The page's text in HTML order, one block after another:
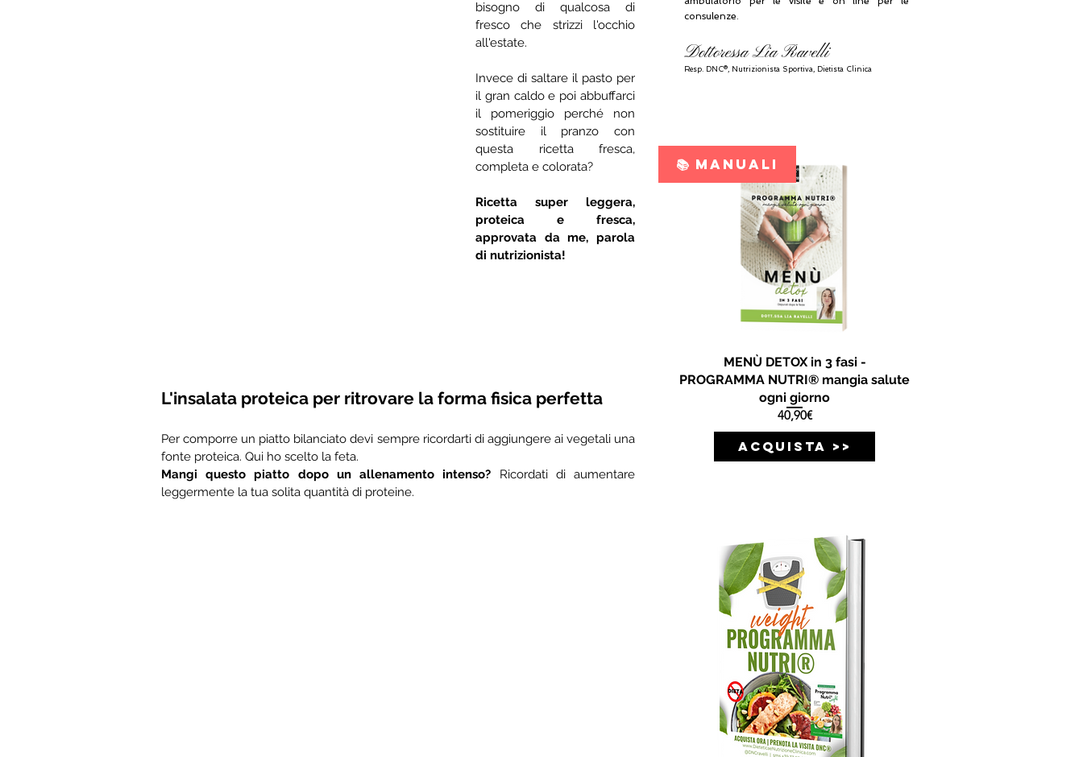
bisogno di qualcosa di
fresco che strizzi l'occhio
all'estate.
Invece di saltare il pasto per
il gran caldo e poi abbuffarci
il pomeriggio perché non
sostituire il pranzo con
questa ricetta fresca,
completa e colorata?
Ricetta super leggera,
proteica e fresca,
approvata da me, parola
di nutrizionista!
L'insalata proteica per ritrovare la forma fisica perfetta
Per comporre un piatto bilanciato devi sempre ricordarti di aggiungere ai vegetali una
fonte proteica. Qui ho scelto la feta.
Mangi questo piatto dopo un allenamento intenso? Ricordati di aumentare
leggermente la tua solita quantità di proteine.
consulenze.
Dottoressa Lia Ravelli
Resp. DNC®, N utrizionista Sportiva, Dietista Clinica
📚 MANUALI
MENÙ DETOX in 3 fasi -
PROGRAMMA NUTRI® mangia salute
ogni giorno
40,90€Prezzo
ACQUISTA >>